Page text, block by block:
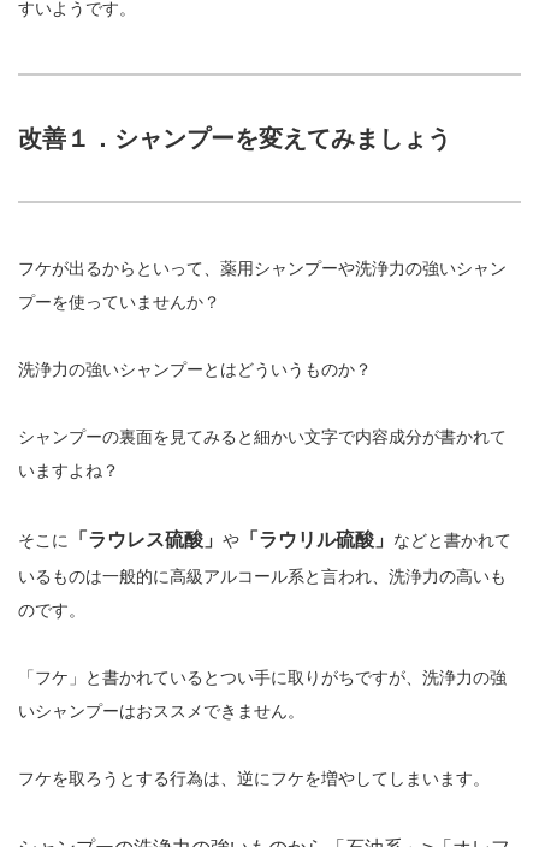
すいようです。
改善１．シャンプーを変えてみましょう
フケが出るからといって、薬用シャンプーや洗浄力の強いシャン
プーを使っていませんか？
洗浄力の強いシャンプーとはどういうものか？
シャンプーの裏面を見てみると細かい文字で内容成分が書かれて
いますよね？
そこに 「ラウレス硫酸」 や 「ラウリル硫酸」 などと書かれて
いるものは一般的に高級アルコール系と言われ、洗浄力の高いも
のです。
「フケ」と書かれているとつい手に取りがちですが、洗浄力の強
いシャンプーはおススメできません。
フケを取ろうとする行為は、逆にフケを増やしてしまいます。